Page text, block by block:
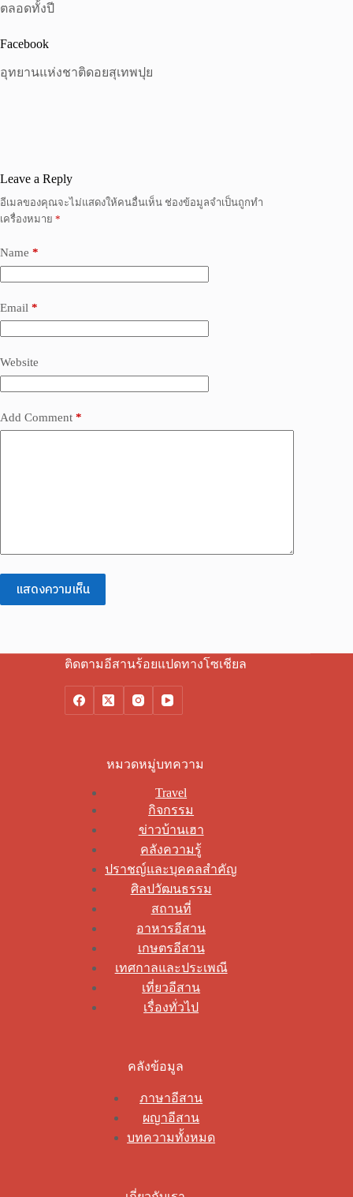
ตลอดทั้งปี
Facebook
อุทยานแห่งชาติดอยสุเทพปุย
Leave a Reply
อีเมลของคุณจะไม่แสดงให้คนอื่นเห็น ช่องข้อมูลจำเป็นถูกทำ
เครื่องหมาย *
Name *
Email *
Website
Add Comment *
แสดงความเห็น
ติดตามอีสานร้อยแปดทางโซเชียล
หมวดหมู่บทความ
Travel
กิจกรรม
ข่าวบ้านเฮา
คลังความรู้
ปราชญ์และบุคคลสำคัญ
ศิลปวัฒนธรรม
สถานที่
อาหารอีสาน
เกษตรอีสาน
เทศกาลและประเพณี
เที่ยวอีสาน
เรื่องทั่วไป
คลังข้อมูล
ภาษาอีสาน
ผญาอีสาน
บทความทั้งหมด